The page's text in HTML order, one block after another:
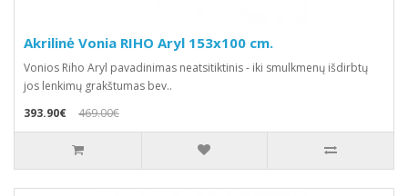
Akrilinė Vonia RIHO Aryl 153x100 cm.
Vonios Riho Aryl pavadinimas neatsitiktinis - iki smulkmenų išdirbtų
jos lenkimų grakštumas bev..
393.90€
469.00€